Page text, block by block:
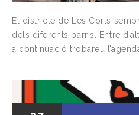
El districte de Les Corts
dels diferents barris. Entre
a continuació trobareu